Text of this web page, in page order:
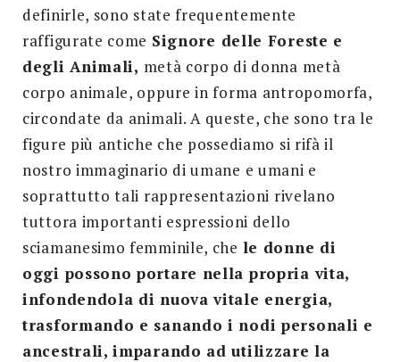
definirle, sono state frequentemente
raffigurate come Signore delle Foreste e
degli Animali, metà corpo di donna metà
corpo animale, oppure in forma antropomorfa,
circondate da animali. A queste, che sono tra le
figure più antiche che possediamo si rifà il
nostro immaginario di umane e umani e
soprattutto tali rappresentazioni rivelano
tuttora importanti espressioni dello
sciamanesimo femminile, che le donne di
oggi possono portare nella propria vita,
infondendola di nuova vitale energia,
trasformando e sanando i nodi personali e
ancestrali, imparando ad utilizzare la